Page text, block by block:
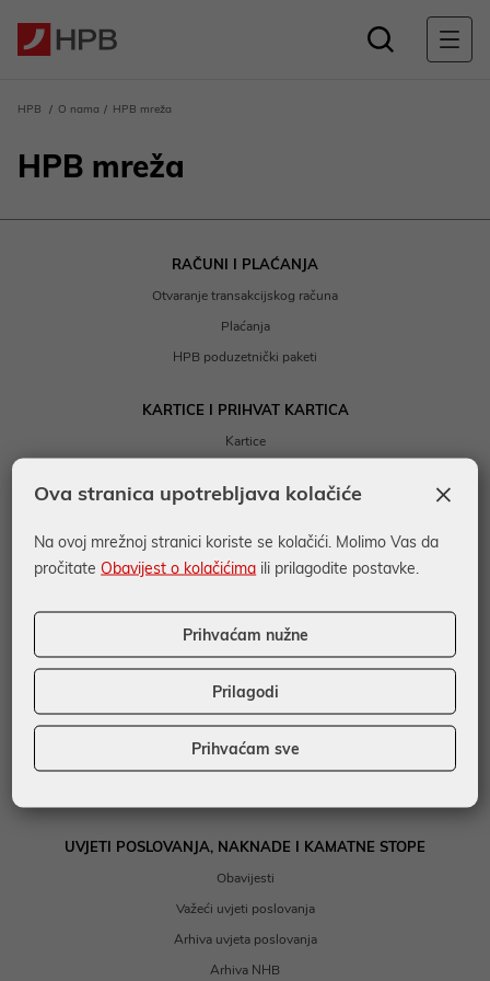
HPB O nama HPB mreža
HPB mreža
RAČUNI I PLAĆANJA
Otvaranje transakcijskog računa
Plaćanja
HPB poduzetnički paketi
KARTICE I PRIHVAT KARTICA
Kartice
Posebni kreditni programi
DEPOZITI I ULAGANJA
UVJETI POSLOVANJA, NAKNADE I KAMATNE STOPE
Obavijesti
Važeći uvjeti poslovanja
Arhiva uvjeta poslovanja
Arhiva NHB
×
Ova stranica upotrebljava kolačiće
Na ovoj mrežnoj stranici koriste se kolačići. Molimo Vas da
pročitateObavijest o kolačićima ili prilagodite postavke.
Prihvaćam nužne
Prilagodi
Prihvaćam sve